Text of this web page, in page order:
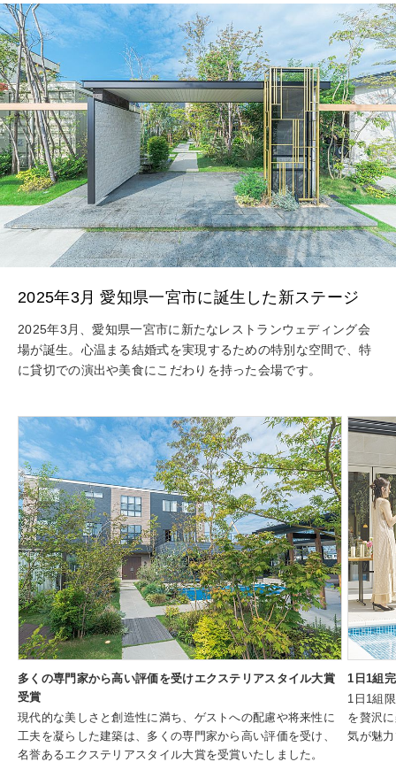
2025年3月 愛知県一宮市に誕生した新ステージ
2025年3月、愛知県一宮市に新たなレストランウェディング会
場が誕生。心温まる結婚式を実現するための特別な空間で、特
に貸切での演出や美食にこだわりを持った会場です。
多くの専門家から高い評価を受けエクステリアスタイル大賞
受賞
現代的な美しさと創造性に満ち、ゲストへの配慮や将来性に
工夫を凝らした建築は、多くの専門家から高い評価を受け、
名誉あるエクステリアスタイル大賞を受賞いたしました。
1日1組
1日1組
を贅沢
気が魅